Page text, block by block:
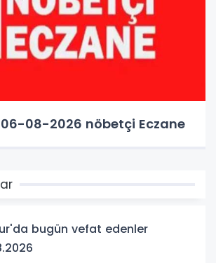
08-2026 nöbetçi Eczane
bugün vefat edenler